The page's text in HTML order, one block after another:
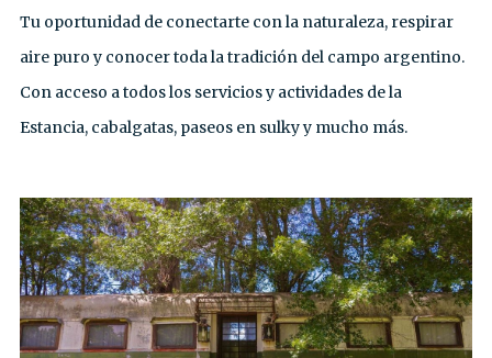
Tu oportunidad de conectarte con la naturaleza, respirar
aire puro y conocer toda la tradición del campo argentino.
Con acceso a todos los servicios y actividades de la
Estancia, cabalgatas, paseos en sulky y mucho más.